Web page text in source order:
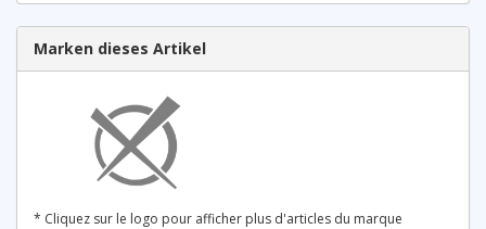
Marken dieses Artikel
* Cliquez sur le logo pour afficher plus d'articles du marque